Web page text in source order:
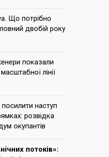
Що потрібно
двобій року
показали
лінії
посилити наступ
розвідка
окупантів
потоків»: